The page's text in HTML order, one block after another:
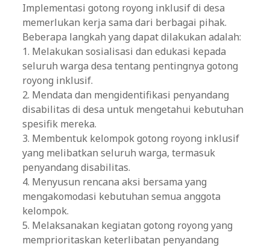
Implementasi gotong royong inklusif di desa
memerlukan kerja sama dari berbagai pihak.
Beberapa langkah yang dapat dilakukan adalah:
1. Melakukan sosialisasi dan edukasi kepada
seluruh warga desa tentang pentingnya gotong
royong inklusif.
2. Mendata dan mengidentifikasi penyandang
disabilitas di desa untuk mengetahui kebutuhan
spesifik mereka.
3. Membentuk kelompok gotong royong inklusif
yang melibatkan seluruh warga, termasuk
penyandang disabilitas.
4. Menyusun rencana aksi bersama yang
mengakomodasi kebutuhan semua anggota
kelompok.
5. Melaksanakan kegiatan gotong royong yang
memprioritaskan keterlibatan penyandang